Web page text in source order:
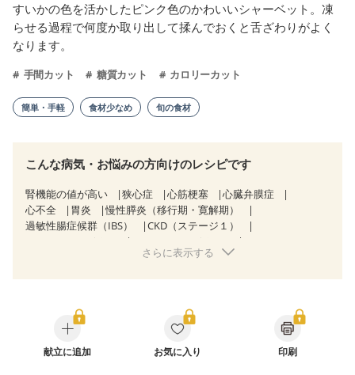
すいかの色を活かしたピンク色のかわいいシャーベット。凍
らせる過程で何度か取り出して揉んでおくと舌ざわりがよく
なります。
手間カット 糖質カット カロリーカット
簡単・手軽 食材少なめ 旬の食材
こんな病気・お悩みの方向けのレシピです
腎機能の値が高い 狭心症 心筋梗塞
心臓弁膜症
心不全
胃炎
慢性膵炎（移行期・寛解期）
過敏性腸症候群（IBS）
CKD（ステージ１）
CKD（ステージ２）
CKD（ステージ３a）
妊娠中(初期)
妊娠糖尿病(初期)
産後（母乳）
産後（混合栄養）
産後（ミルク）
さらに表示する
献立に追加 お気に入り 印刷